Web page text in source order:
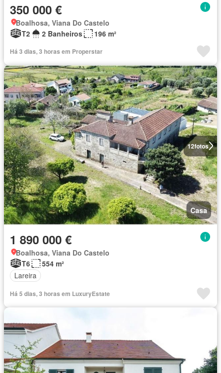
350 000 €
Boalhosa, Viana Do Castelo
T2
2 Banheiros 196 m²
Há 3 dias, 3 horas em Properstar
12fotos
Casa
1 890 000 €
Boalhosa, Viana Do Castelo
T6
554 m²
Lareira
Há 5 dias, 3 horas em LuxuryEstate